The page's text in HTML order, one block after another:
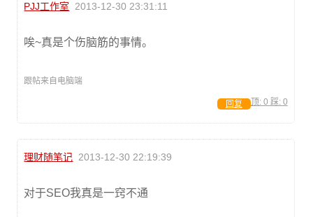
PJJ工作室 2013-12-30 23:31:11
唉~真是个伤脑筋的事情。
跟帖来自电脑端
顶: 0 踩: 0
回复
理财随笔记 2013-12-30 22:19:39
对于SEO我真是一窍不通